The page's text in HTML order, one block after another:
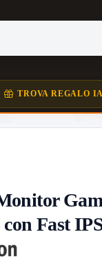
TROVA REGALO IA
Fast